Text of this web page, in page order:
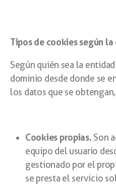
Tipos de cookies según
Según quién sea la
dominio desde donde se
los datos que se
Cookies propias. Son
equipo del usuario
gestionado por el
se presta el servicio